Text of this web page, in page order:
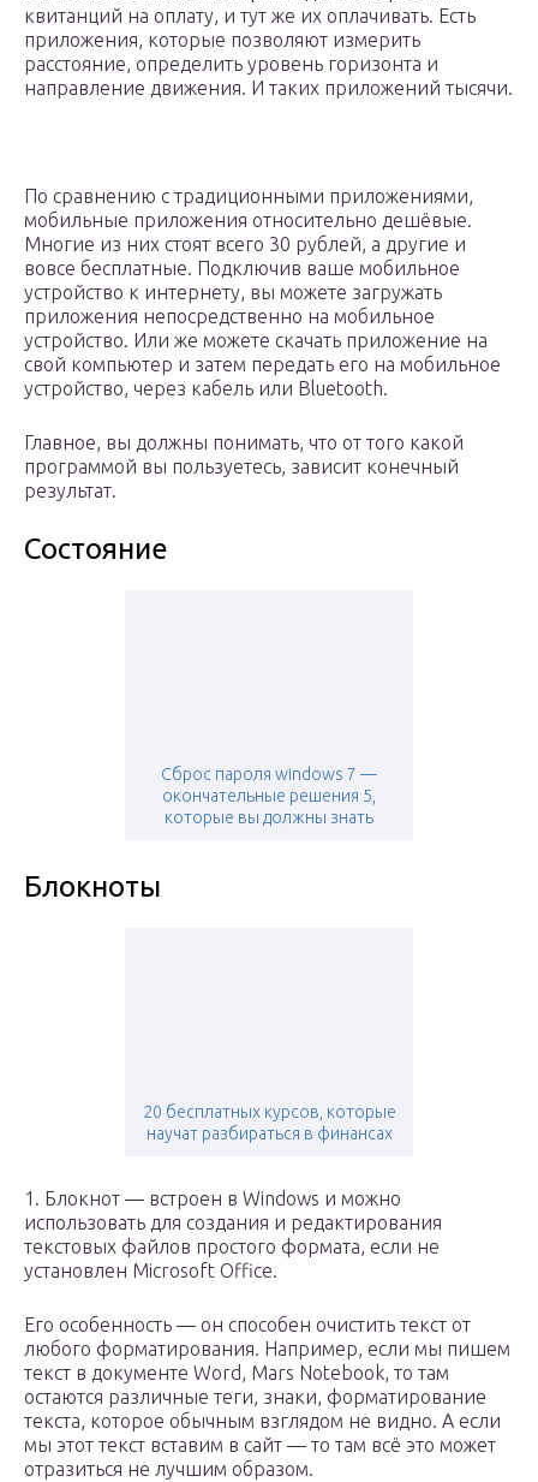
квитанций на оплату, и тут же их оплачивать. Есть
приложения, которые позволяют измерить
расстояние, определить уровень горизонта и
направление движения. И таких приложений тысячи.
По сравнению с традиционными приложениями,
мобильные приложения относительно дешёвые.
Многие из них стоят всего 30 рублей, а другие и
вовсе бесплатные. Подключив ваше мобильное
устройство к интернету, вы можете загружать
приложения непосредственно на мобильное
устройство. Или же можете скачать приложение на
свой компьютер и затем передать его на мобильное
устройство, через кабель или Bluetooth.
Главное, вы должны понимать, что от того какой
программой вы пользуетесь, зависит конечный
результат.
Состояние
Сброс пароля windows 7 —
окончательные решения 5,
которые вы должны знать
Блокноты
20 бесплатных курсов, которые
научат разбираться в финансах
1. Блокнот — встроен в Windows и можно
использовать для создания и редактирования
текстовых файлов простого формата, если не
установлен Microsoft Office.
Его особенность — он способен очистить текст от
любого форматирования. Например, если мы пишем
текст в документе Word, Mars Notebook, то там
остаются различные теги, знаки, форматирование
текста, которое обычным взглядом не видно. А если
мы этот текст вставим в сайт — то там всё это может
отразиться не лучшим образом.